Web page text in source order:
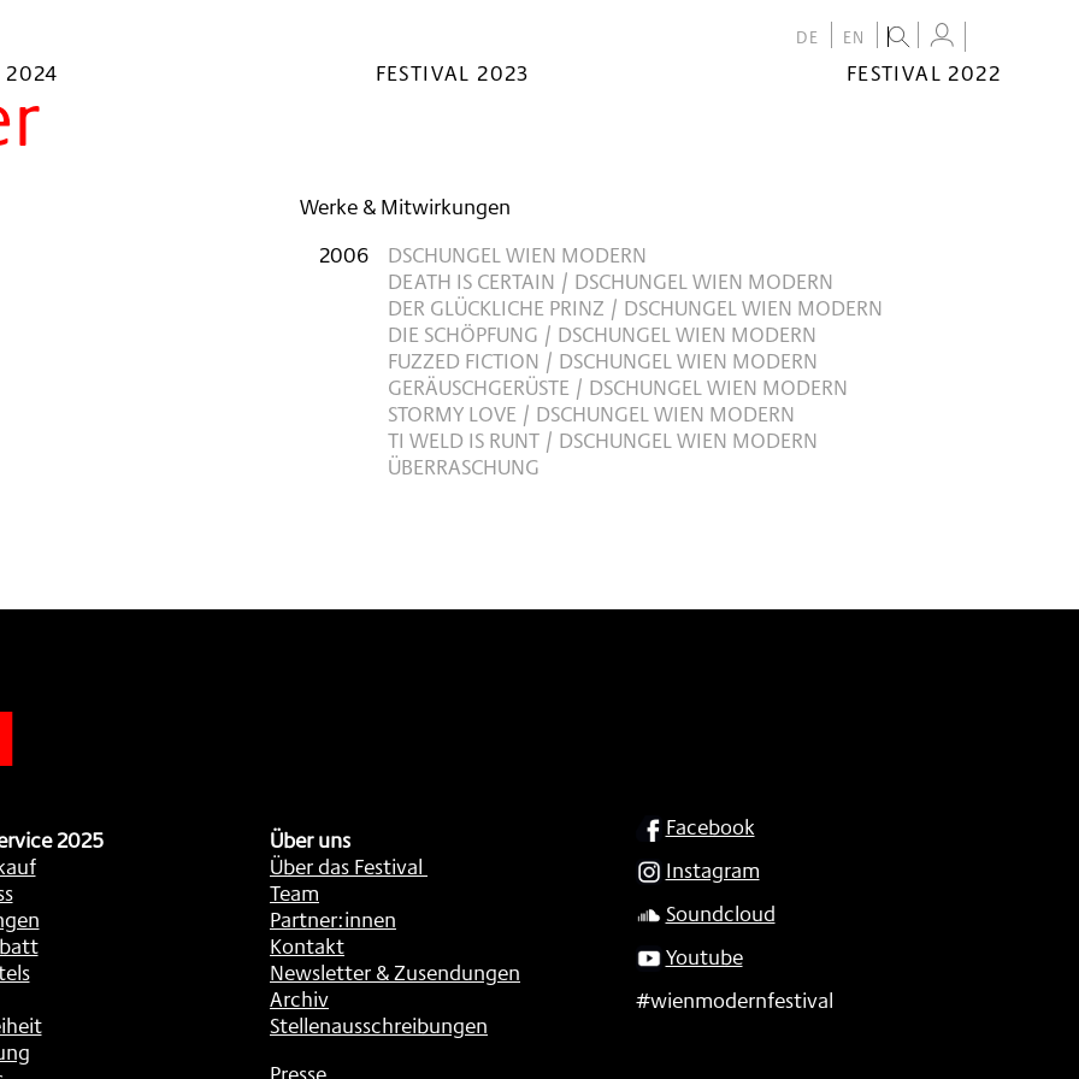
DE EN
2024 FESTIVAL 2023
FESTIVAL 2022
Werke & Mitwirkungen
2006
DSCHUNGEL WIEN MODERN
DEATH IS CERTAIN / DSCHUNGEL WIEN MODERN
DER GLÜCKLICHE PRINZ / DSCHUNGEL WIEN MODERN
DIE SCHÖPFUNG / DSCHUNGEL WIEN MODERN
FUZZED FICTION / DSCHUNGEL WIEN MODERN
GERÄUSCHGERÜSTE / DSCHUNGEL WIEN MODERN
STORMY LOVE / DSCHUNGEL WIEN MODERN
TI WELD IS RUNT / DSCHUNGEL WIEN MODERN
ÜBERRASCHUNG
2025
Über uns
Über das Festival
Team
Partner:innen
Kontakt
Newsletter & Zusendungen
Archiv
Stellenausschreibungen
SOCIAL
Facebook
Instagram
Soundcloud
Youtube
#wienmodernfestival